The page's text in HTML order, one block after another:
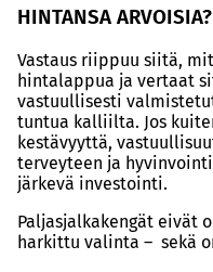
HINTANSA ARVOISIA?
Vastaus riippuu siitä,
hintalappua ja vertaat
vastuullisesti
tuntua kalliilta. Jos
kestävyyttä,
terveyteen ja
järkevä investointi.
Paljasjalkakengät eivät
harkittu valinta – sekä